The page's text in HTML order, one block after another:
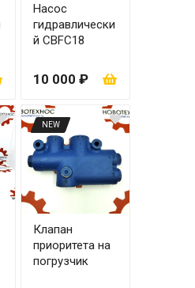
Насос
гидравлически
й СВFC18
10 000 ₽
NEW
Клапан
приоритета на
погрузчик